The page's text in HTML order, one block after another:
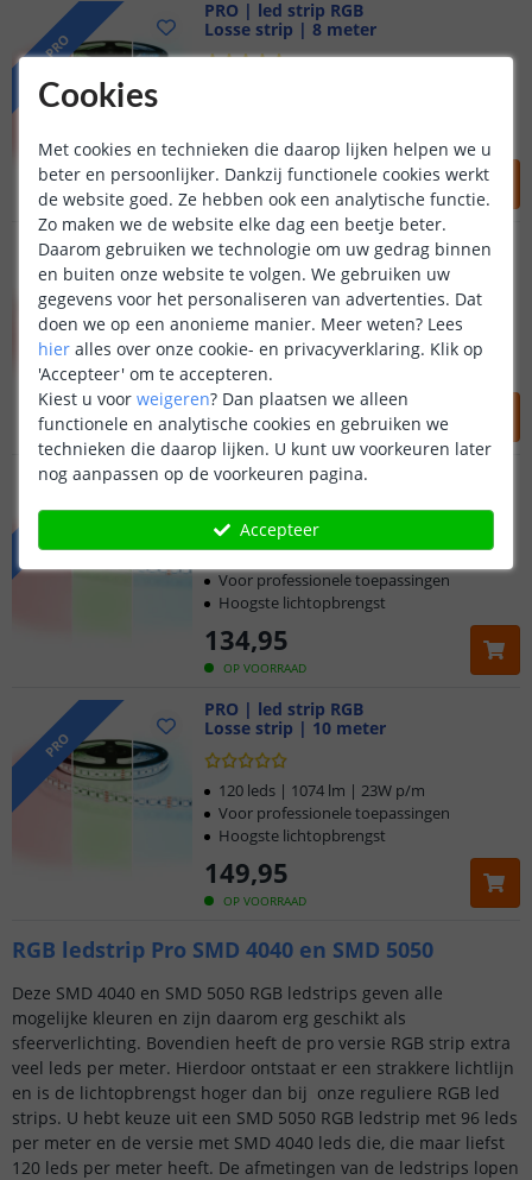
PRO
PRO | led strip RGB
Losse strip | 8 meter
OP VOORRAAD
119,95
9 meter ledstrip RGB
PRO 96 - losse strip
(1 reviews)
OP VOORRAAD
107, 95
96 leds p/m - RGB multicolor
24V PRO led strip
Extra lang - 9 meter strip
PRO
PRO | led strip RGB
OP VOORRAAD
134,95
120 leds | 1074 lm | 23W p/m
Voor professionele toepassingen
Hoogste lichtopbrengst
PRO
PRO | led strip RGB
Losse strip | 10 meter
OP VOORRAAD
149,95
120 leds | 1074 lm | 23W p/m
Voor professionele toepassingen
Hoogste lichtopbrengst
RGB ledstrip Pro SMD 4040 en SMD 5050
Deze SMD 4040 en SMD 5050 RGB ledstrips geven alle
mogelijke kleuren en zijn daarom erg geschikt als
sfeerverlichting. Bovendien heeft de pro versie RGB strip extra
veel leds per meter. Hierdoor ontstaat er een strakkere lichtlijn
en is de lichtopbrengst hoger dan bij onze reguliere RGB led
strips. U hebt keuze uit een SMD 5050 RGB ledstrip met 96 leds
per meter en de versie met SMD 4040 leds die, die maar liefst
120 leds per meter heeft. De afmetingen van de ledstrips lopen
Cookies
Met cookies en technieken die daarop lijken helpen we u
beter en persoonlijker. Dankzij functionele cookies werkt
de website goed. Ze hebben ook een analytische functie.
Zo maken we de website elke dag een beetje beter.
Daarom gebruiken we technologie om uw gedrag binnen
en buiten onze website te volgen. We gebruiken uw
gegevens voor het personaliseren van advertenties. Dat
doen we op een anonieme manier. Meer weten? Lees
hier alles over onze cookie- en privacyverklaring. Klik op
'Accepteer' om te accepteren.
Kiest u voor weigeren? Dan plaatsen we alleen
functionele en analytische cookies en gebruiken we
technieken die daarop lijken. U kunt uw voorkeuren later
nog aanpassen op de voorkeuren pagina.
Accepteer